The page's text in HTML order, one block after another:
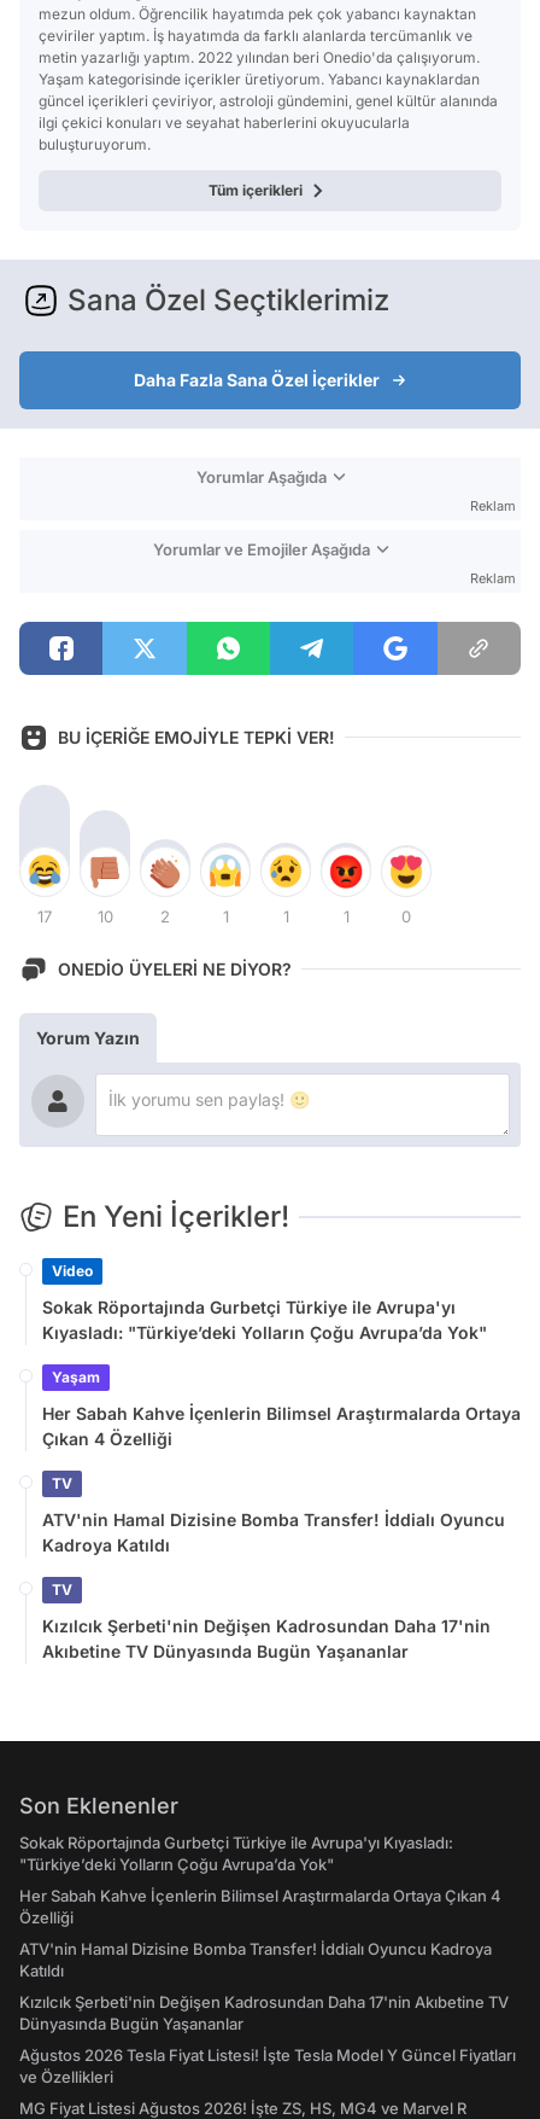
mezun oldum. Öğrencilik hayatımda pek çok yabancı kaynaktan
çeviriler yaptım. İş hayatımda da farklı alanlarda tercümanlık ve
metin yazarlığı yaptım. 2022 yılından beri Onedio'da çalışıyorum.
Yaşam kategorisinde içerikler üretiyorum. Yabancı kaynaklardan
güncel içerikleri çeviriyor, astroloji gündemini, genel kültür alanında
ilgi çekici konuları ve seyahat haberlerini okuyucularla
buluşturuyorum.
Tüm içerikleri
Sana Özel Seçtiklerimiz
Daha Fazla Sana Özel İçerikler
Yorumlar Aşağıda
Reklam
Yorumlar ve Emojiler Aşağıda
Reklam
BU İÇERİĞE EMOJİYLE TEPKİ VER!
17 10 2 1 1 1 0
ONEDİO ÜYELERİ NE DİYOR?
Yorum Yazın
En Yeni İçerikler!
Video
Sokak Röportajında Gurbetçi Türkiye ile Avrupa'yı
Kıyasladı: "Türkiye’deki Yolların Çoğu Avrupa’da Yok"
Yaşam
Her Sabah Kahve İçenlerin Bilimsel Araştırmalarda Ortaya
Çıkan 4 Özelliği
TV
ATV'nin Hamal Dizisine Bomba Transfer! İddialı Oyuncu
Kadroya Katıldı
TV
Kızılcık Şerbeti'nin Değişen Kadrosundan Daha 17'nin
Akıbetine TV Dünyasında Bugün Yaşananlar
Son Eklenenler
Sokak Röportajında Gurbetçi Türkiye ile Avrupa'yı Kıyasladı:
"Türkiye’deki Yolların Çoğu Avrupa’da Yok"
Her Sabah Kahve İçenlerin Bilimsel Araştırmalarda Ortaya Çıkan 4
Özelliği
ATV'nin Hamal Dizisine Bomba Transfer! İddialı Oyuncu Kadroya
Katıldı
Kızılcık Şerbeti'nin Değişen Kadrosundan Daha 17'nin Akıbetine TV
Dünyasında Bugün Yaşananlar
Ağustos 2026 Tesla Fiyat Listesi! İşte Tesla Model Y Güncel Fiyatları
ve Özellikleri
MG Fiyat Listesi Ağustos 2026! İşte ZS, HS, MG4 ve Marvel R